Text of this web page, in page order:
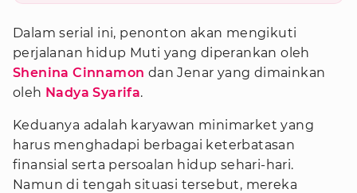
Dalam serial ini, penonton akan mengikuti
perjalanan hidup Muti yang diperankan oleh
Shenina Cinnamon dan Jenar yang dimainkan
oleh Nadya Syarifa.
Keduanya adalah karyawan minimarket yang
harus menghadapi berbagai keterbatasan
finansial serta persoalan hidup sehari-hari.
Namun di tengah situasi tersebut, mereka